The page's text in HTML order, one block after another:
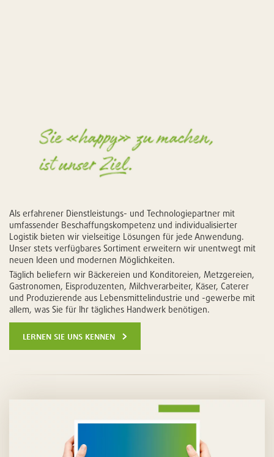
Als erfahrener Dienstleistungs- und Technologiepartner mit
umfassender Beschaffungskompetenz und individualisierter
Logistik bieten wir vielseitige Lösungen für jede Anwendung.
Unser stets verfügbares Sortiment erweitern wir unentwegt mit
neuen Ideen und modernen Möglichkeiten.
Täglich beliefern wir Bäckereien und Konditoreien, Metzgereien,
Gastronomen, Eisproduzenten, Milchverarbeiter, Käser, Caterer
und Produzierende aus Lebensmittelindustrie und -gewerbe mit
allem, was Sie für Ihr tägliches Handwerk benötigen.
lernen sie uns kennen